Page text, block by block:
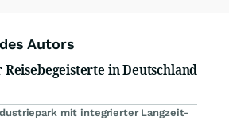
Autors
in Deutschland
mit integrierter Langzeit-